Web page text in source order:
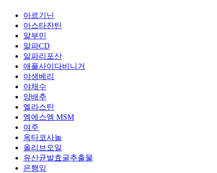
아르기닌
아스타잔틴
알부민
알파CD
알파리포산
애플사이다비니거
야생베리
야채수
양배추
엘라스틴
엠에스엠 MSM
여주
옥타코사놀
올리브오일
유산균발효굴추출물
은행잎